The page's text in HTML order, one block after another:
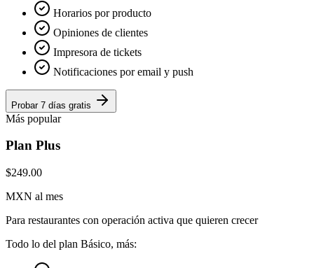
Horarios por producto
Opiniones de clientes
Impresora de tickets
Notificaciones por email y push
Probar 7 días gratis
Más popular
Plan Plus
$249.00
MXN al mes
Para restaurantes con operación activa que quieren crecer
Todo lo del plan Básico, más: